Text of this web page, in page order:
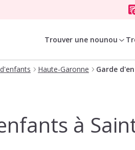
Trouver une nounou
Haute-Garonne Garde
à